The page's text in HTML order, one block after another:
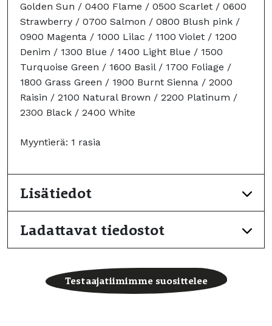
Golden Sun / 0400 Flame / 0500 Scarlet / 0600
Strawberry / 0700 Salmon / 0800 Blush pink /
0900 Magenta / 1000 Lilac / 1100 Violet / 1200
Denim / 1300 Blue / 1400 Light Blue / 1500
Turquoise Green / 1600 Basil / 1700 Foliage /
1800 Grass Green / 1900 Burnt Sienna / 2000
Raisin / 2100 Natural Brown / 2200 Platinum /
2300 Black / 2400 White
Myyntierä: 1 rasia
Lisätiedot
Ladattavat tiedostot
Testaajatiimimme suosittelee